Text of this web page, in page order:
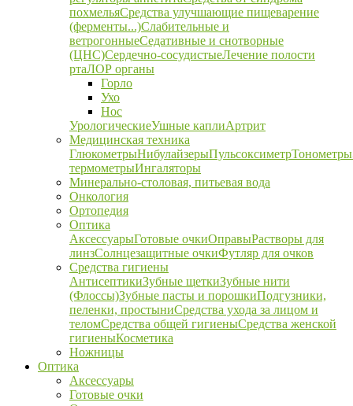
похмельяСредства улучшающие пищеварение
(ферменты...)Слабительные и
ветрогонныеСедативные и снотворные
(ЦНС)Сердечно-сосудистыеЛечение полости
ртаЛОР органы
Горло
Ухо
Нос
УрологическиеУшные каплиАртрит
Медицинская техника
ГлюкометрыНибулайзерыПульсоксиметрТонометры
термометрыИнгаляторы
Минерально-столовая, питьевая вода
Онкология
Ортопедия
Оптика
АксессуарыГотовые очкиОправыРастворы для
линзСолнцезащитные очкиФутляр для очков
Средства гигиены
АнтисептикиЗубные щеткиЗубные нити
(Флоссы)Зубные пасты и порошкиПодгузники,
пеленки, простыниСредства ухода за лицом и
теломСредства общей гигиеныСредства женской
гигиеныКосметика
Ножницы
Оптика
Аксессуары
Готовые очки